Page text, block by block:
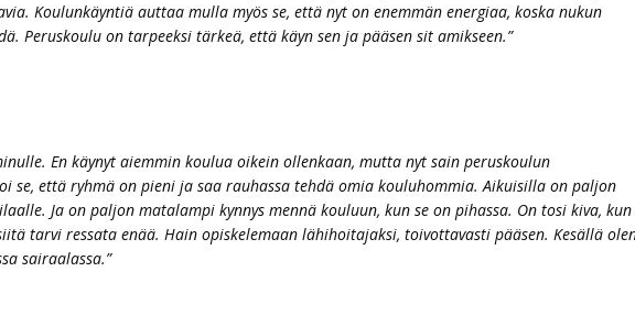
Koulunkäyntiä auttaa mulla myös se, että nyt on enemmän energiaa, koska nukun
Peruskoulu on tarpeeksi tärkeä, että käyn sen ja pääsen sit amikseen.”
En käynyt aiemmin koulua oikein ollenkaan, mutta nyt sain peruskoulun
se, että ryhmä on pieni ja saa rauhassa tehdä omia kouluhommia. Aikuisilla on paljon
Ja on paljon matalampi kynnys mennä kouluun, kun se on pihassa. On tosi kiva,
tarvi ressata enää. Hain opiskelemaan lähihoitajaksi, toivottavasti pääsen. Kesällä
sairaalassa.”